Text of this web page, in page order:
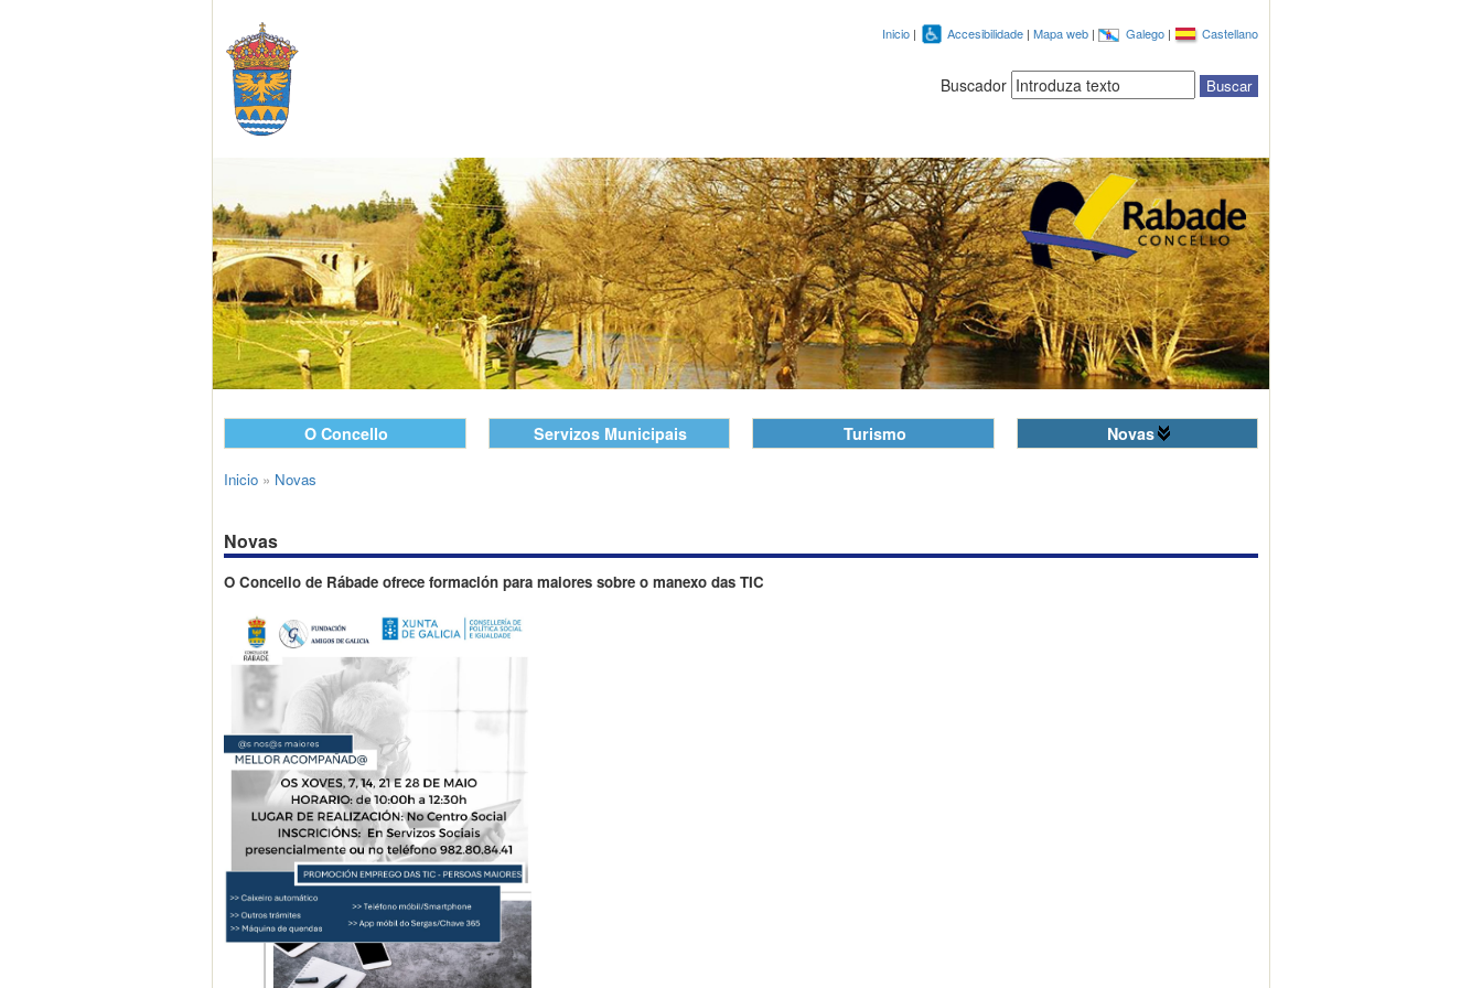
Inicio | Accesibilidade | Mapa web | Galego | Castellano
Buscador
O Concello Servizos Municipais Turismo Novas
Inicio » Novas
Novas
O Concello de Rábade ofrece formación para maiores sobre o manexo das TIC